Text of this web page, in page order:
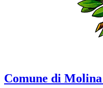
Comune di